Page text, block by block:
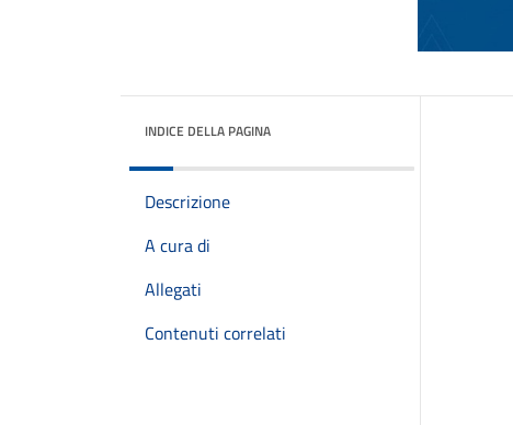
INDICE DELLA PAGINA
Descrizione
A cura di
Allegati
Contenuti correlati